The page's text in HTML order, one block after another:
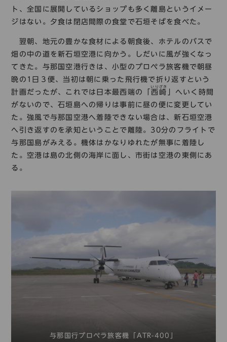
ト、全国に展開しているショップも多く離島というイメー
ジはない。夕食は閉店間際の食堂で石垣そばを食べた。
翌朝、地元の豊かな食材による朝食後、ホテルのバスで
畑の中の道を新石垣空港に向かう。しだいに風が強くなっ
てきた。与那国空港行きは、小型のプロペラ旅客機で朝昼
晩の1日３便、当初は朝に乗った飛行機で折り返すという
計画だったが、これでは日本最西端の「 西崎
いりざき
」へいく時間
がないので、石垣島への帰りは事前に昼の便に変更してい
た。強風で与那国空港へ着陸できない場合は、新石垣空港
へ引き返すのを承知ということで離陸。30分のフライトで
与那国島がみえる。機体はかなりゆれたが無事に着陸し
た。空港は島の北側の海岸に面し、市街は空港の東側にあ
る。
与那国行プロペラ旅客機「ATR-400」